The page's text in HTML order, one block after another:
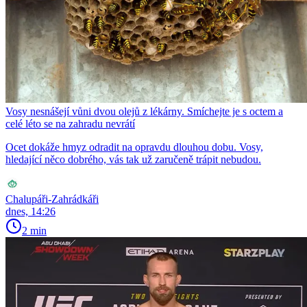
Vosy nesnášejí vůni dvou olejů z lékárny. Smíchejte je s octem a
celé léto se na zahradu nevrátí
Ocet dokáže hmyz odradit na opravdu dlouhou dobu. Vosy,
hledající něco dobrého, vás tak už zaručeně trápit nebudou.
Chalupáři-Zahrádkáři
dnes, 14:26
2 min